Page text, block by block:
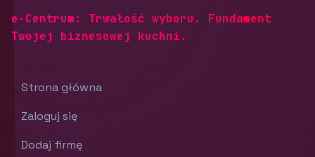
e-Centrum: Trwałość wyboru. Fundament
Twojej biznesowej kuchni.
Strona główna
Zaloguj się
Dodaj firmę